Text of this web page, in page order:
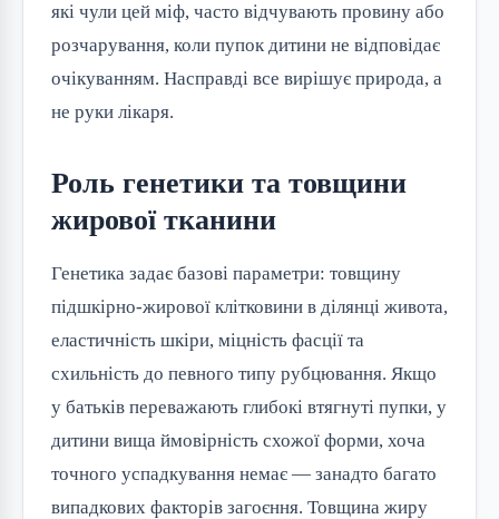
які чули цей міф, часто відчувають провину або
розчарування, коли пупок дитини не відповідає
очікуванням. Насправді все вирішує природа, а
не руки лікаря.
Роль генетики та товщини
жирової тканини
Генетика задає базові параметри: товщину
підшкірно-жирової клітковини в ділянці живота,
еластичність шкіри, міцність фасції та
схильність до певного типу рубцювання. Якщо
у батьків переважають глибокі втягнуті пупки, у
дитини вища ймовірність схожої форми, хоча
точного успадкування немає — занадто багато
випадкових факторів загоєння. Товщина жиру